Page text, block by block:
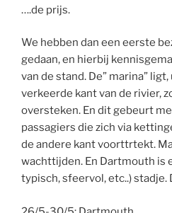
….de prijs.
We hebben dan een eerste
gedaan, en hierbij
van de stand. De” marina”
verkeerde kant van de rivier,
oversteken. En dit gebeurt
passagiers die zich via
de andere kant voorttrtekt.
wachttijden. En Dartmouth is
typisch, sfeervol, etc..) stadje.